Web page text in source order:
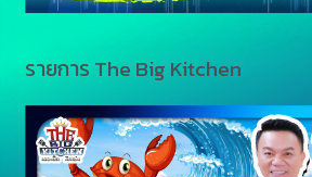
รายการ The Big Kitchen